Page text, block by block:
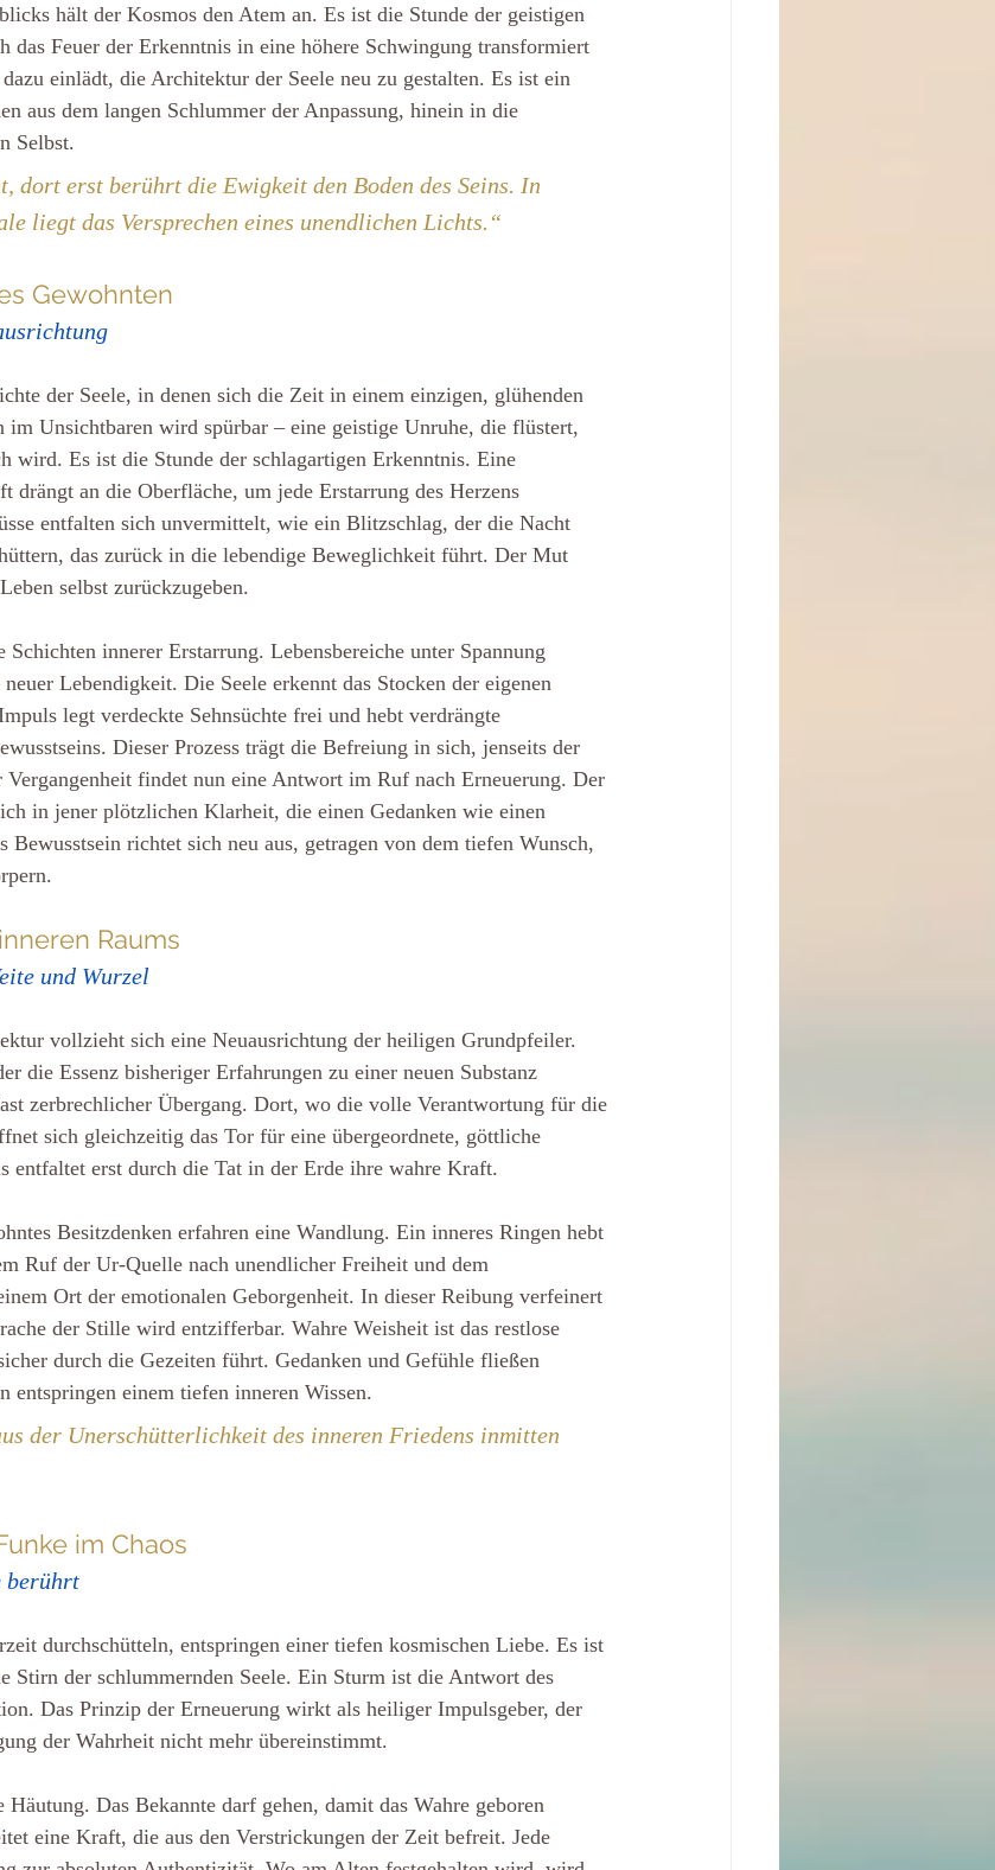
hält der Kosmos den Atem an. Es ist die Stunde der geistigen
das Feuer der Erkenntnis in eine höhere Schwingung transformiert
einlädt, die Architektur der Seele neu zu gestalten. Es ist ein
aus dem langen Schlummer der Anpassung, hinein in die
Selbst.
dort erst berührt die Ewigkeit den Boden des Seins. In
liegt das Versprechen eines unendlichen Lichts.“
Gewohnten
der Seele, in denen sich die Zeit in einem einzigen, glühenden
Unsichtbaren wird spürbar – eine geistige Unruhe, die flüstert,
wird. Es ist die Stunde der schlagartigen Erkenntnis. Eine
drängt an die Oberfläche, um jede Erstarrung des Herzens
entfalten sich unvermittelt, wie ein Blitzschlag, der die Nacht
das zurück in die lebendige Beweglichkeit führt. Der Mut
selbst zurückzugeben.
innerer Erstarrung. Lebensbereiche unter Spannung
Lebendigkeit. Die Seele erkennt das Stocken der eigenen
legt verdeckte Sehnsüchte frei und hebt verdrängte
Dieser Prozess trägt die Befreiung in sich, jenseits der
findet nun eine Antwort im Ruf nach Erneuerung. Der
in jener plötzlichen Klarheit, die einen Gedanken wie einen
Bewusstsein richtet sich neu aus, getragen von dem tiefen Wunsch,
Raums
und Wurzel
vollzieht sich eine Neuausrichtung der heiligen Grundpfeiler.
die Essenz bisheriger Erfahrungen zu einer neuen Substanz
zerbrechlicher Übergang. Dort, wo die volle Verantwortung für die
sich gleichzeitig das Tor für eine übergeordnete, göttliche
entfaltet erst durch die Tat in der Erde ihre wahre Kraft.
Besitzdenken erfahren eine Wandlung. Ein inneres Ringen hebt
Ruf der Ur-Quelle nach unendlicher Freiheit und dem
Ort der emotionalen Geborgenheit. In dieser Reibung verfeinert
der Stille wird entzifferbar. Wahre Weisheit ist das restlose
durch die Gezeiten führt. Gedanken und Gefühle fließen
entspringen einem tiefen inneren Wissen.
der Unerschütterlichkeit des inneren Friedens inmitten
im Chaos
berührt
durchschütteln, entspringen einer tiefen kosmischen Liebe. Es ist
Stirn der schlummernden Seele. Ein Sturm ist die Antwort des
Das Prinzip der Erneuerung wirkt als heiliger Impulsgeber, der
der Wahrheit nicht mehr übereinstimmt.
Das Bekannte darf gehen, damit das Wahre geboren
eine Kraft, die aus den Verstrickungen der Zeit befreit. Jede